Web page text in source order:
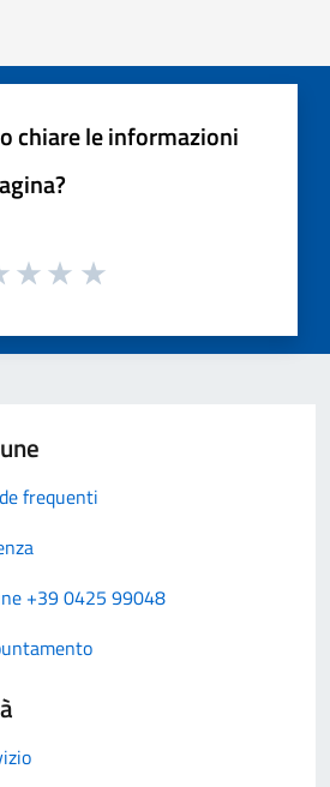
chiare le informazioni
frequenti
+39 0425 99048